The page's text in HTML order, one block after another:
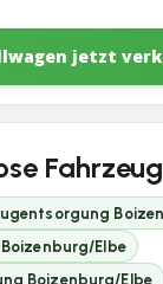
jetzt
Elbe
Boizenburg/Elbe